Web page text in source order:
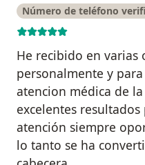
Número de teléfono
He recibido en varias
personalmente y
atencion médica de
excelentes
atención siempre
lo tanto se ha